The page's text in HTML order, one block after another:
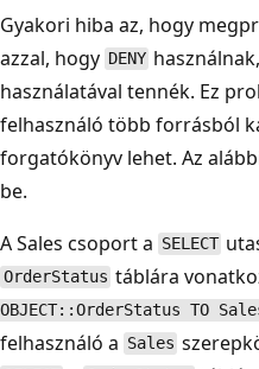
Gyakori hiba az, hogy
azzal, hogy DENY
használatával tennék. Ez
felhasználó több forrásból
forgatókönyv lehet. Az
be.
A Sales csoport a SELECT
OrderStatus táblára
OBJECT::OrderStatus TO
felhasználó a Sales